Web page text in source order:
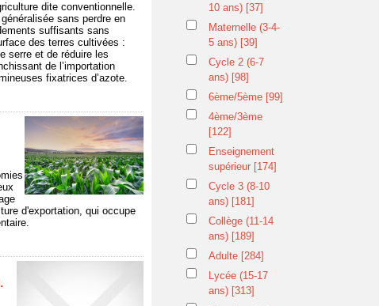
dite conventionnelle.
sans perdre en
suffisants sans
des terres cultivées :
serre et de réduire les
de l’importation
fixatrices d’azote.
d'exportation, qui occupe
10 ans) [37]
Maternelle (3-4-
5 ans) [39]
Cycle 2 (6-7
ans) [98]
6ème/5ème [99]
4ème/3ème
[122]
Enseignement
supérieur [174]
Cycle 3 (8-10
ans) [181]
Collège (11-14
ans) [189]
Adulte [284]
Lycée (15-17
ans) [313]